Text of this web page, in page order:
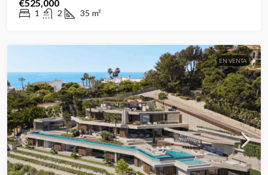
€525,000
1 2 35 m²
EN VENTA